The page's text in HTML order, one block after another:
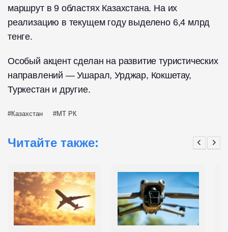
маршрут в 9 областях Казахстана. На их
реализацию в текущем году выделено 6,4 млрд
тенге.
Особый акцент сделан на развитие туристических
направлений — Ушарал, Урджар, Кокшетау,
Туркестан и другие.
Казахстан МТ РК
Читайте также: